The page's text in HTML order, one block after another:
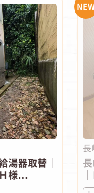
取替｜
NEW
長崎
長崎
｜